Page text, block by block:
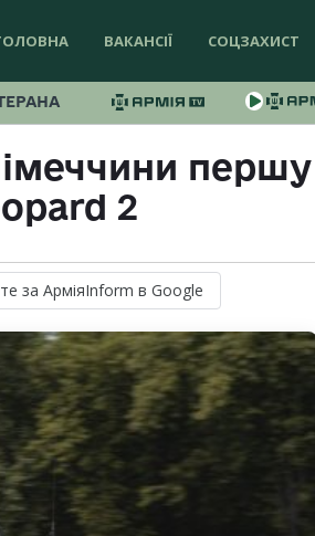
ВАКАНСІЇ СОЦЗАХИСТ
першу
2
за АрміяInform в Google